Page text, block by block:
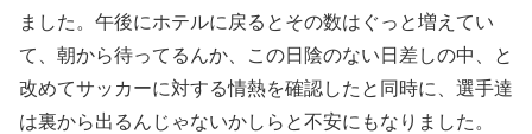
ました。午後にホテルに戻るとその数はぐっと増えてい
て、朝から待ってるんか、この日陰のない日差しの中、と
改めてサッカーに対する情熱を確認したと同時に、選手達
は裏から出るんじゃないかしらと不安にもなりました。